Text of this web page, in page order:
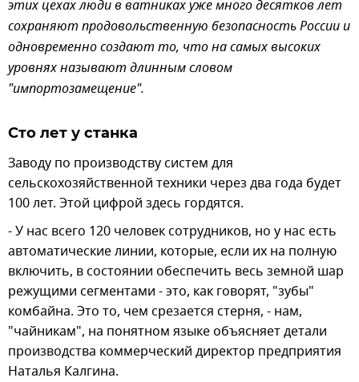
этих цехах люди в ватниках уже много десятков лет
сохраняют продовольственную безопасность России и
одновременно создают то, что на самых высоких
уровнях называют длинным словом
"импортозамещение".
Сто лет у станка
Заводу по производству систем для
сельскохозяйственной техники через два года будет
100 лет. Этой цифрой здесь гордятся.
- У нас всего 120 человек сотрудников, но у нас есть
автоматические линии, которые, если их на полную
включить, в состоянии обеспечить весь земной шар
режущими сегментами - это, как говорят, "зубы"
комбайна. Это то, чем срезается стерня, - нам,
"чайникам", на понятном языке объясняет детали
производства коммерческий директор предприятия
Наталья Калгина.